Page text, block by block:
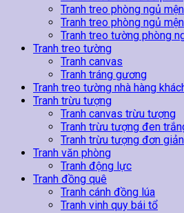
Tranh treo phòng ngủ
Tranh treo phòng ngủ
Tranh treo tường phòng
Tranh treo tường
Tranh canvas
Tranh tráng gương
Tranh treo tường nhà hàng
Tranh trừu tượng
Tranh canvas trừu tượng
Tranh trừu tượng đen
Tranh trừu tượng đơn giản
Tranh văn phòng
Tranh động lực
Tranh đồng quê
Tranh cánh đồng lúa
Tranh vinh quy bái tổ